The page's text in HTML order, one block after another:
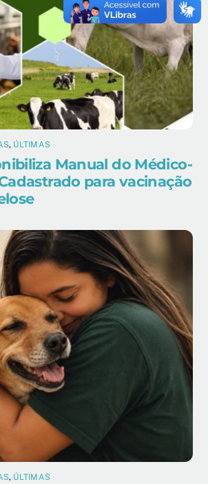
, ÚLTIMAS
Manual do Médico-
para vacinação
, ÚLTIMAS